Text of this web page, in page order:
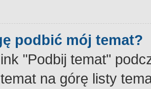
podbić mój temat?
"Podbij temat"
na górę listy